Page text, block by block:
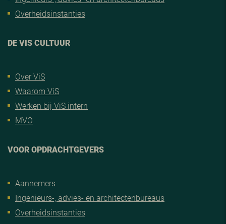
Overheidsinstanties
DE VIS CULTUUR
Over ViS
Waarom ViS
Werken bij ViS intern
MVO
VOOR OPDRACHTGEVERS
Aannemers
Ingenieurs-, advies- en architectenbureaus
Overheidsinstanties